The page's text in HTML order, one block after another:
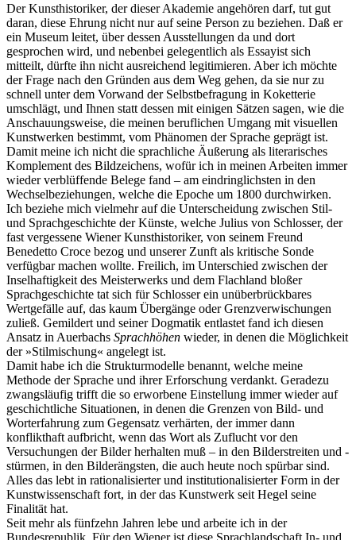
Der Kunsthistoriker, der dieser Akademie angehören darf, tut gut
daran, diese Ehrung nicht nur auf seine Person zu beziehen. Daß er
ein Museum leitet, über dessen Ausstellungen da und dort
gesprochen wird, und nebenbei gelegentlich als Essayist sich
mitteilt, dürfte ihn nicht ausreichend legitimieren. Aber ich möchte
der Frage nach den Gründen aus dem Weg gehen, da sie nur zu
schnell unter dem Vorwand der Selbstbefragung in Koketterie
umschlägt, und Ihnen statt dessen mit einigen Sätzen sagen, wie die
Anschauungsweise, die meinen beruflichen Umgang mit visuellen
Kunstwerken bestimmt, vom Phänomen der Sprache geprägt ist.
Damit meine ich nicht die sprachliche Äußerung als literarisches
Komplement des Bildzeichens, wofür ich in meinen Arbeiten immer
wieder verblüffende Belege fand – am eindringlichsten in den
Wechselbeziehungen, welche die Epoche um 1800 durchwirken.
Ich beziehe mich vielmehr auf die Unterscheidung zwischen Stil-
und Sprachgeschichte der Künste, welche Julius von Schlosser, der
fast vergessene Wiener Kunsthistoriker, von seinem Freund
Benedetto Croce bezog und unserer Zunft als kritische Sonde
verfügbar machen wollte. Freilich, im Unterschied zwischen der
Inselhaftigkeit des Meisterwerks und dem Flachland bloßer
Sprachgeschichte tat sich für Schlosser ein unüberbrückbares
Wertgefälle auf, das kaum Übergänge oder Grenzverwischungen
zuließ. Gemildert und seiner Dogmatik entlastet fand ich diesen
Ansatz in Auerbachs Sprachhöhen wieder, in denen die Möglichkeit
der »Stilmischung« angelegt ist.
Damit habe ich die Strukturmodelle benannt, welche meine
Methode der Sprache und ihrer Erforschung verdankt. Geradezu
zwangsläufig trifft die so erworbene Einstellung immer wieder auf
geschichtliche Situationen, in denen die Grenzen von Bild- und
Worterfahrung zum Gegensatz verhärten, der immer dann
konflikthaft aufbricht, wenn das Wort als Zuflucht vor den
Versuchungen der Bilder herhalten muß – in den Bilderstreiten und -
stürmen, in den Bilderängsten, die auch heute noch spürbar sind.
Alles das lebt in rationalisierter und institutionalisierter Form in der
Kunstwissenschaft fort, in der das Kunstwerk seit Hegel seine
Finalität hat.
Seit mehr als fünfzehn Jahren lebe und arbeite ich in der
Bundesrepublik. Für den Wiener ist diese Sprachlandschaft In- und